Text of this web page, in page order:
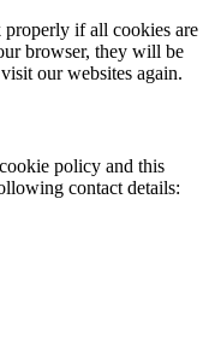
properly if all cookies are
browser, they will be
our websites again.
policy and this
contact details: